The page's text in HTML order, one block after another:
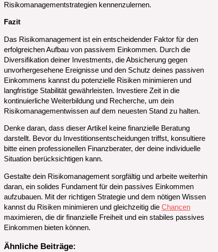
Risikomanagementstrategien kennenzulernen.
Fazit
Das Risikomanagement ist ein entscheidender Faktor für den
erfolgreichen Aufbau von passivem Einkommen. Durch die
Diversifikation deiner Investments, die Absicherung gegen
unvorhergesehene Ereignisse und den Schutz deines passiven
Einkommens kannst du potenzielle Risiken minimieren und
langfristige Stabilität gewährleisten. Investiere Zeit in die
kontinuierliche Weiterbildung und Recherche, um dein
Risikomanagementwissen auf dem neuesten Stand zu halten.
Denke daran, dass dieser Artikel keine finanzielle Beratung
darstellt. Bevor du Investitionsentscheidungen triffst, konsultiere
bitte einen professionellen Finanzberater, der deine individuelle
Situation berücksichtigen kann.
Gestalte dein Risikomanagement sorgfältig und arbeite weiterhin
daran, ein solides Fundament für dein passives Einkommen
aufzubauen. Mit der richtigen Strategie und dem nötigen Wissen
kannst du Risiken minimieren und gleichzeitig die Chancen
maximieren, die dir finanzielle Freiheit und ein stabiles passives
Einkommen bieten können.
Ähnliche Beiträge: